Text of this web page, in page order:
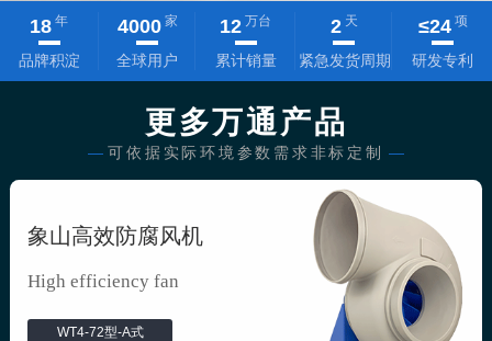
18 年
品牌积淀
4000家
全球用户
12 万台
累计销量
2 天
紧急发货周期
≤24 项
研发专利
更多万通产品
— 可依据实际环境参数需求非标定制 —
象山高效防腐风机
High efficiency fan
WT4-72型-A式